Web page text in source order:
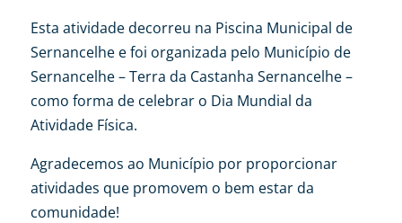
Esta atividade decorreu na Piscina Municipal de
Sernancelhe e foi organizada pelo Município de
Sernancelhe – Terra da Castanha Sernancelhe –
como forma de celebrar o Dia Mundial da
Atividade Física.
Agradecemos ao Município por proporcionar
atividades que promovem o bem estar da
comunidade!